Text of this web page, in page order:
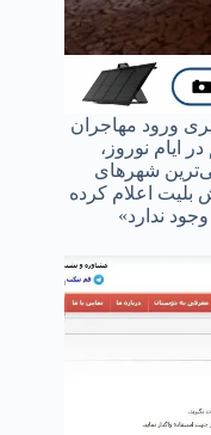
ورود مهاجران
ایام نوروز،
شهرهای
بلیت اعلام کرده
ندارد»